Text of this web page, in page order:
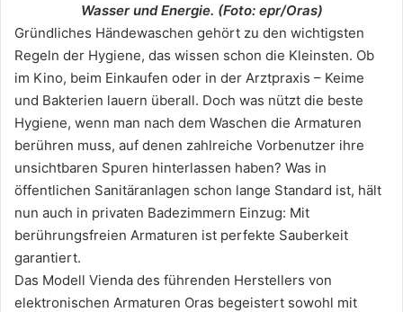
Wasser und Energie. (Foto: epr/Oras)
Gründliches Händewaschen gehört zu den wichtigsten
Regeln der Hygiene, das wissen schon die Kleinsten. Ob
im Kino, beim Einkaufen oder in der Arztpraxis – Keime
und Bakterien lauern überall. Doch was nützt die beste
Hygiene, wenn man nach dem Waschen die Armaturen
berühren muss, auf denen zahlreiche Vorbenutzer ihre
unsichtbaren Spuren hinterlassen haben? Was in
öffentlichen Sanitäranlagen schon lange Standard ist, hält
nun auch in privaten Badezimmern Einzug: Mit
berührungsfreien Armaturen ist perfekte Sauberkeit
garantiert.
Das Modell Vienda des führenden Herstellers von
elektronischen Armaturen Oras begeistert sowohl mit